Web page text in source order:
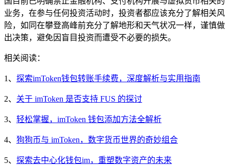
业务，在参与任何投资活动时，投资者都应该充分了解相关风
险，如同在攀登高峰前充分了解地形和天气状况一样，谨慎做
出决策，避免因盲目投资而遭受不必要的损失。
相关阅读：
1、 探索imToken钱包转账手续费，深度解析与实用指南
2、 关于 imToken 是否支持 FUS 的探讨
3、 轻松掌握，imToken 钱包添加方法全解析
4、 狗狗币与 imToken，数字货币世界的奇妙组合
5、 探索去中心化钱包im，重塑数字资产的未来